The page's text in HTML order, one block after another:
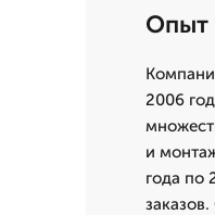
Опыт
2006
и
года по